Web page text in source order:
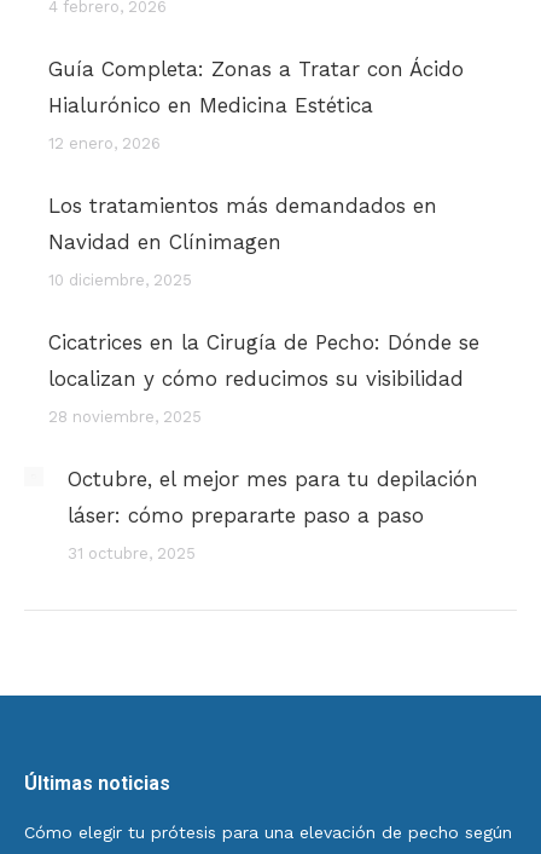
4 febrero, 2026
Guía Completa: Zonas a Tratar con Ácido
Hialurónico en Medicina Estética
12 enero, 2026
Los tratamientos más demandados en
Navidad en Clínimagen
10 diciembre, 2025
Cicatrices en la Cirugía de Pecho: Dónde se
localizan y cómo reducimos su visibilidad
28 noviembre, 2025
Octubre, el mejor mes para tu depilación
láser: cómo prepararte paso a paso
31 octubre, 2025
Últimas noticias
Cómo elegir tu prótesis para una elevación de pecho según